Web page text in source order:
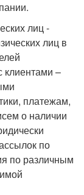
лиц -
лиц в
клиентами –
платежам,
о наличии
по
по различным